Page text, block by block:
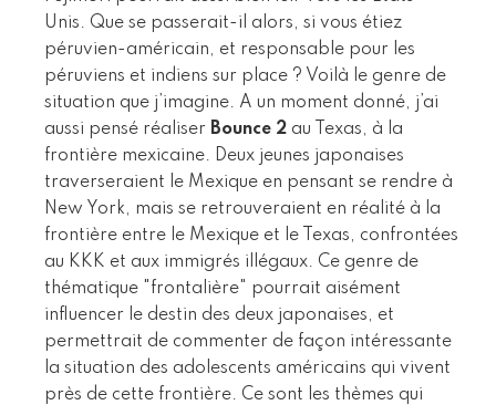
Unis. Que se passerait-il alors, si vous étiez
péruvien-américain, et responsable pour les
péruviens et indiens sur place ? Voilà le genre de
situation que j’imagine. A un moment donné, j’ai
aussi pensé réaliser Bounce 2 au Texas, à la
frontière mexicaine. Deux jeunes japonaises
traverseraient le Mexique en pensant se rendre à
New York, mais se retrouveraient en réalité à la
frontière entre le Mexique et le Texas, confrontées
au KKK et aux immigrés illégaux. Ce genre de
thématique "frontalière" pourrait aisément
influencer le destin des deux japonaises, et
permettrait de commenter de façon intéressante
la situation des adolescents américains qui vivent
près de cette frontière. Ce sont les thèmes qui